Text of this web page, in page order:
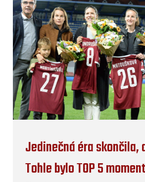
Jedinečná éra skončila,
Tohle bylo TOP 5